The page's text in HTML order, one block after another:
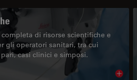
di risorse scientifiche e
gli operatori sanitari, tra cui
casi clinici e simposi.